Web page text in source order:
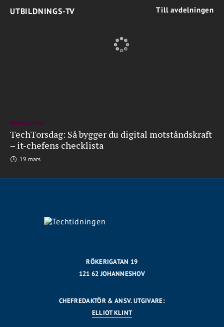
UTBILDNINGS-TV Till avdelningen
BRANSCHEN
TechTorsdag: Så bygger du digital motståndskraft
– it-chefens checklista
19 mars
RÖKERIGATAN 19
121 62 JOHANNESHOV
CHEFREDAKTÖR & ANSV. UTGIVARE:
ELLIOT KLINT